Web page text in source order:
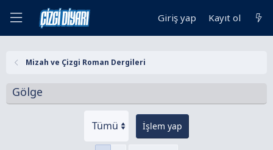
Giriş yap Kayıt ol
Mizah ve Çizgi Roman Dergileri
Gölge
İşlem yap